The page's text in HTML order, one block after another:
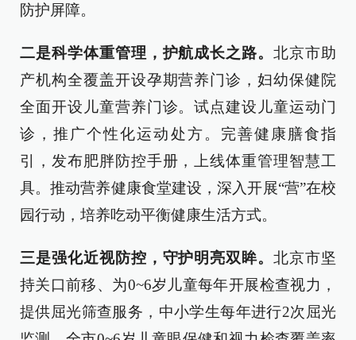
防护屏障。
二是科学体重管理，护航成长之路。北京市助
产机构全覆盖开设孕期营养门诊，妇幼保健院
全面开设儿童营养门诊。试点建设儿童运动门
诊，推广个性化运动处方。完善健康膳食指
引，发布肥胖防控手册，上线体重管理智慧工
具。推动营养健康食堂建设，深入开展“营”在校
园行动，培养吃动平衡健康生活方式。
三是强化近视防控，守护明亮双眸。北京市坚
持关口前移、为0~6岁儿童每年开展检查视力，
提供屈光筛查服务，中小学生每年进行2次屈光